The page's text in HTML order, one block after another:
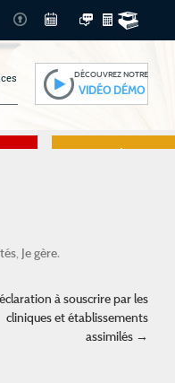
DÉCOUVREZ NOTRE
VIDÉO DÉMO
Je connais mes
Je gère.
à souscrire par les
cliniques et établissements
assimilés →